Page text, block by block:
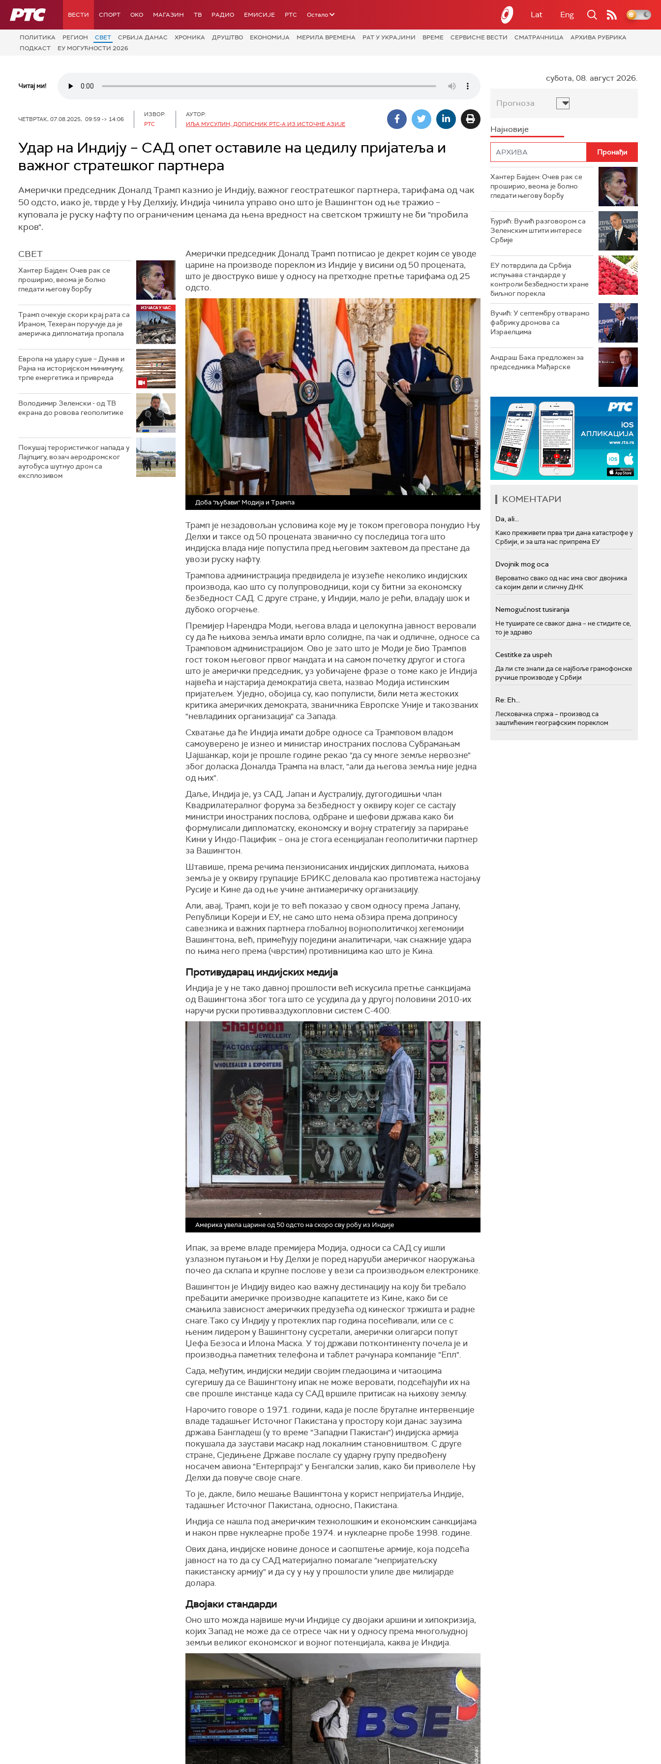
РТС ВЕСТИ СПОРТ OKO МАГАЗИН ТВ РАДИО ЕМИСИЈЕ РТС Остало Lat Eng
ПОЛИТИКА РЕГИОН СВЕТ СРБИЈА ДАНАС ХРОНИКА ДРУШТВО ЕКОНОМИЈА МЕРИЛА ВРЕМЕНА РАТ У УКРАЈИНИ ВРЕМЕ СЕРВИСНЕ ВЕСТИ СМАТРАЧНИЦА
АРХИВА РУБРИКА
ПОДКАСТ
ЕУ МОГУЋНОСТИ 2026
Читај ми!
ЧЕТВРТАК, 07.08.2025, 09:59 -> 14:06
ИЗВОР:
РТС
АУТОР:
ИЉА МУСУЛИН, ДОПИСНИК РТС-А ИЗ ИСТОЧНЕ АЗИЈЕ
Удар на Индију – САД опет оставиле на цедилу пријатеља и
важног стратешког партнера
Амерички председник Доналд Трамп казнио је Индију, важног геостратешког партнера, тарифама од чак
50 одсто, иако је, тврде у Њу Делхију, Индија чинила управо оно што је Вашингтон од ње тражио –
куповала је руску нафту по ограниченим ценама да њена вредност на светском тржишту не би "пробила
кров".
СВЕТ
Хантер Бајден: Очев рак се
проширио, веома је болно
гледати његову борбу
Трамп очекује скори крај рата са
Ираном, Техеран поручује да је
америчка дипломатија пропала
Европа на удару суше – Дунав и
Рајна на историјском минимуму,
трпе енергетика и привреда
Володимир Зеленски - од ТВ
екрана до ровова геополитике
Покушај терористичког напада у
Лајпцигу, возач аеродромског
аутобуса шутнуо дрон са
експлозивом
Амерички председник Доналд Трамп потписао је декрет којим се уводе
царине на производе пореклом из Индије у висини од 50 процената,
што је двоструко више у односу на претходне претње тарифама од 25
одсто.
Доба "љубави" Модија и Трампа
Трамп је незадовољан условима које му је током преговора понудио Њу
Делхи и таксе од 50 процената званично су последица тога што
индијска влада није попустила пред његовим захтевом да престане да
увози руску нафту.
Трампова администрација предвидела је изузеће неколико индијских
производа, као што су полупроводници, који су битни за економску
безбедност САД. С друге стране, у Индији, мало је рећи, владају шок и
дубоко огорчење.
Премијер Нарендра Моди, његова влада и целокупна јавност веровали
су да ће њихова земља имати врло солидне, па чак и одличне, односе са
Трамповом администрацијом. Ово је зато што је Моди је био Трампов
гост током његовог првог мандата и на самом почетку другог и стога
што је амерички председник, уз уобичајене фразе о томе како је Индија
највећа и најстарија демократија света, назвао Модија истинским
пријатељем. Уједно, обојица су, као популисти, били мета жестоких
критика америчких демократа, званичника Европске Уније и такозваних
"невладиних организација" са Запада.
Схватање да ће Индија имати добре односе са Трамповом владом
самоуверено је изнео и министар иностраних послова Субрамањам
Џајшанкар, који је прошле године рекао "да су многе земље нервозне"
због доласка Доналда Трампа на власт, "али да његова земља није једна
од њих".
Даље, Индија је, уз САД, Јапан и Аустралију, дугогодишњи члан
Квадрилатералног форума за безбедност у оквиру којег се састају
министри иностраних послова, одбране и шефови држава како би
формулисали дипломатску, економску и војну стратегију за парирање
Кини у Индо-Пацифик – она је стога есенцијалан геополитички партнер
за Вашингтон.
Штавише, према речима пензионисаних индијских дипломата, њихова
земља је у оквиру групације БРИКС деловала као противтежа настојању
Русије и Кине да од ње учине антиамеричку организацију.
Али, авај, Трамп, који је то већ показао у свом односу према Јапану,
Републици Кореји и ЕУ, не само што нема обзира према доприносу
савезника и важних партнера глобалној војнополитичкој хегемонији
Вашингтона, већ, примећују поједини аналитичари, чак снажније удара
по њима него према (чврстим) противницима као што је Кина.
Противударац индијских медија
Индија је у не тако давној прошлости већ искусила претње санкцијама
од Вашингтона због тога што се усудила да у другој половини 2010-их
наручи руски противваздухопловни систем С-400.
Америка увела царине од 50 одсто на скоро сву робу из Индије
Ипак, за време владе премијера Модија, односи са САД су ишли
узлазном путањом и Њу Делхи је поред наруџби америчког наоружања
почео да склапа и крупне послове у вези са производњом електронике.
Вашингтон је Индију видео као важну дестинацију на коју би требало
пребацити америчке производне капацитете из Кине, како би се
смањила зависност америчких предузећа од кинеског тржишта и радне
снаге.Тако су Индију у протеклих пар година посећивали, или се с
њеним лидером у Вашингтону сусретали, амерички олигарси попут
Џефа Безоса и Илона Маска. У тој држави потконтиненту почела је и
производња паметних телефона и таблет рачунара компаније "Епл".
Сада, међутим, индијски медији својим гледаоцима и читаоцима
сугеришу да се Вашингтону ипак не може веровати, подсећајући их на
све прошле инстанце када су САД вршиле притисак на њихову земљу.
Нарочито говоре о 1971. години, када је после бруталне интервенције
владе тадашњег Источног Пакистана у простору који данас заузима
држава Бангладеш (у то време "Западни Пакистан") индијска армија
покушала да заустави масакр над локалним становништвом. С друге
стране, Сједињене Државе послале су ударну групу предвођену
носачем авиона "Ентерпрајз" у Бенгалски залив, како би приволеле Њу
Делхи да повуче своје снаге.
То је, дакле, било мешање Вашингтона у корист непријатеља Индије,
тадашњег Источног Пакистана, односно, Пакистана.
Индија се нашла под америчким технолошким и економским санкцијама
и након прве нуклеарне пробе 1974. и нуклеарне пробе 1998. године.
Ових дана, индијске новине доносе и саопштење армије, која подсећа
јавност на то да су САД материјално помагале "непријатељску
пакистанску армију" и да су у њу у прошлости улиле две милијарде
долара.
Двојаки стандарди
Оно што можда највише мучи Индијце су двојаки аршини и хипокризија,
којих Запад не може да се отресе чак ни у односу према многољудној
земљи великог економског и војног потенцијала, каква је Индија.
субота, 08. август 2026.
Прогноза
Најновије
Хантер Бајден: Очев рак се
проширио, веома је болно
гледати његову борбу
Ђурић: Вучић разговором са
Зеленским штити интересе
Србије
ЕУ потврдила да Србија
испуњава стандарде у
контроли безбедности хране
биљног порекла
Вучић: У септембру отварамо
фабрику дронова са
Израелцима
Андраш Бакa предложен за
председника Мађарске
КОМЕНТАРИ
Da, ali...
Како преживети прва три дана катастрофе у
Србији, и за шта нас припрема ЕУ
Dvojnik mog oca
Вероватно свако од нас има свог двојника
са којим дели и сличну ДНК
Nemogućnost tusiranja
Не туширате се сваког дана – не стидите се,
то је здраво
Cestitke za uspeh
Да ли сте знали да се најбоље грамофонске
ручице производе у Србији
Re: Eh...
Лесковачка спржа – производ са
заштићеним географским пореклом